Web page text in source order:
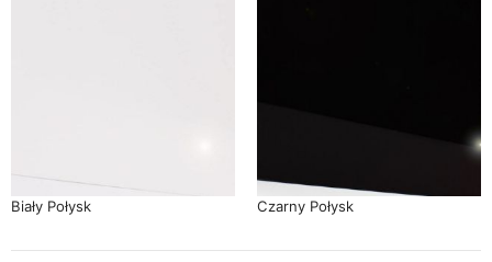
Biały Połysk Czarny Połysk